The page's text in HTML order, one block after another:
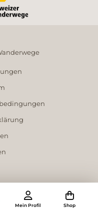
Mein Profil Shop